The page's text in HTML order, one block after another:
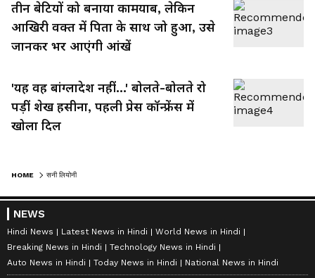
तीन बेटियों को बनाया कामयाब, लेकिन
आखिरी वक्त में पिता के साथ जो हुआ, उसे
जानकर भर आएंगी आंखें
'यह वह बांग्लादेश नहीं...' बोलते-बोलते रो
पड़ीं शेख हसीना, पहली प्रेस कॉन्फ्रेंस में
खोला दिल
HOME सनी लियोनी
NEWS
Hindi News Latest News in Hindi
World News in Hindi
Breaking News in Hindi
Technology News in Hindi
Auto News in Hindi
Today News in Hindi National News in Hindi